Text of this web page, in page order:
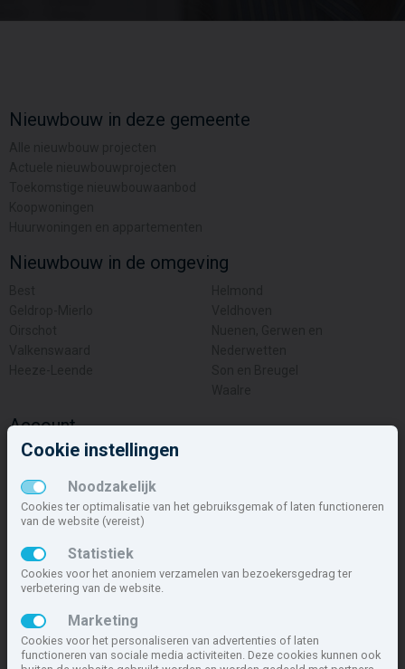
Nieuwbouw in deze gemeente
Nieuwbouw in de omgeving
Account
Inloggen
Wachtwoord vergeten
Overige
Nieuwbouwnieuws
Contact
Zakelijk
Kijk ook eens op nieuwbouw.nl
van Nederland.
Cookie instellingen
Noodzakelijk
Cookies ter optimalisatie van het gebruiksgemak of laten functioneren
van de website (vereist)
Statistiek
Cookies voor het anoniem verzamelen van bezoekersgedrag ter
verbetering van de website.
Marketing
Cookies voor het personaliseren van advertenties of laten
functioneren van sociale media activiteiten. Deze cookies kunnen ook